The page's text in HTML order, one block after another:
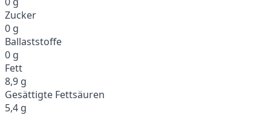
Zucker
0 g
Ballaststoffe
0 g
Fett
8,9 g
Gesättigte Fettsäuren
5,4 g